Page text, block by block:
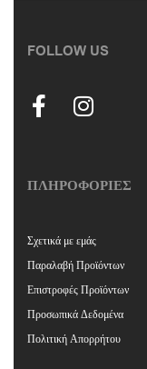
FOLLOW US
ΠΛΗΡΟΦΟΡΙΕΣ
Σχετικά με εμάς
Παραλαβή Προϊόντων
Επιστροφές Προϊόντων
Προσωπικά Δεδομένα
Πολιτική Απορρήτου